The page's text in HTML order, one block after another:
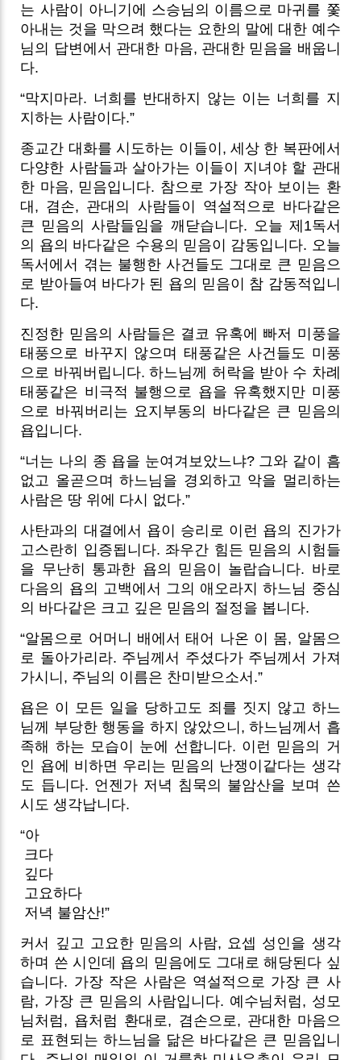
는 사람이 아니기에 스승님의 이름으로 마귀를 쫓
아내는 것을 막으려 했다는 요한의 말에 대한 예수
님의 답변에서 관대한 마음, 관대한 믿음을 배웁니
다.
“막지마라. 너희를 반대하지 않는 이는 너희를 지
지하는 사람이다.”
종교간 대화를 시도하는 이들이, 세상 한 복판에서
다양한 사람들과 살아가는 이들이 지녀야 할 관대
한 마음, 믿음입니다. 참으로 가장 작아 보이는 환
대, 겸손, 관대의 사람들이 역설적으로 바다같은
큰 믿음의 사람들임을 깨닫습니다. 오늘 제1독서
의 욥의 바다같은 수용의 믿음이 감동입니다. 오늘
독서에서 겪는 불행한 사건들도 그대로 큰 믿음으
로 받아들여 바다가 된 욥의 믿음이 참 감동적입니
다.
진정한 믿음의 사람들은 결코 유혹에 빠저 미풍을
태풍으로 바꾸지 않으며 태풍같은 사건들도 미풍
으로 바꿔버립니다. 하느님께 허락을 받아 수 차례
태풍같은 비극적 불행으로 욥을 유혹했지만 미풍
으로 바꿔버리는 요지부동의 바다같은 큰 믿음의
욥입니다.
“너는 나의 종 욥을 눈여겨보았느냐? 그와 같이 흠
없고 올곧으며 하느님을 경외하고 악을 멀리하는
사람은 땅 위에 다시 없다.”
사탄과의 대결에서 욥이 승리로 이런 욥의 진가가
고스란히 입증됩니다. 좌우간 힘든 믿음의 시험들
을 무난히 통과한 욥의 믿음이 놀랍습니다. 바로
다음의 욥의 고백에서 그의 애오라지 하느님 중심
의 바다같은 크고 깊은 믿음의 절정을 봅니다.
“알몸으로 어머니 배에서 태어 나온 이 몸, 알몸으
로 돌아가리라. 주님께서 주셨다가 주님께서 가져
가시니, 주님의 이름은 찬미받으소서.”
욥은 이 모든 일을 당하고도 죄를 짓지 않고 하느
님께 부당한 행동을 하지 않았으니, 하느님께서 흡
족해 하는 모습이 눈에 선합니다. 이런 믿음의 거
인 욥에 비하면 우리는 믿음의 난쟁이같다는 생각
도 듭니다. 언젠가 저녁 침묵의 불암산을 보며 쓴
시도 생각납니다.
“아
크다
깊다
고요하다
저녁 불암산!”
커서 깊고 고요한 믿음의 사람, 요셉 성인을 생각
하며 쓴 시인데 욥의 믿음에도 그대로 해당된다 싶
습니다. 가장 작은 사람은 역설적으로 가장 큰 사
람, 가장 큰 믿음의 사람입니다. 예수님처럼, 성모
님처럼, 욥처럼 환대로, 겸손으로, 관대한 마음으
로 표현되는 하느님을 닮은 바다같은 큰 믿음입니